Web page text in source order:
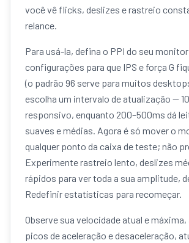
você vê flicks, deslizes e rastreio
relance.
Para usá-la, defina o PPI do seu
configurações para que IPS e força G
(o padrão 96 serve para muitos
escolha um intervalo de atualização —
responsivo, enquanto 200–500ms dá
suaves e médias. Agora é só mover o
qualquer ponto da caixa de teste; não
Experimente rastreio lento, deslizes
rápidos para ver toda a sua amplitude,
Redefinir estatísticas para recomeçar.
Observe sua velocidade atual e máxima,
picos de aceleração e desaceleração,